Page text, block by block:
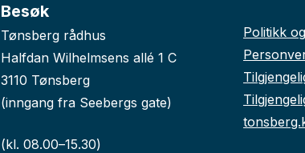
Besøk
Tønsberg rådhus
Halfdan Wilhelmsens allé 1 C
3110 Tønsberg
(inngang fra Seebergs gate)
(kl. 08.00–15.30)
Politikk